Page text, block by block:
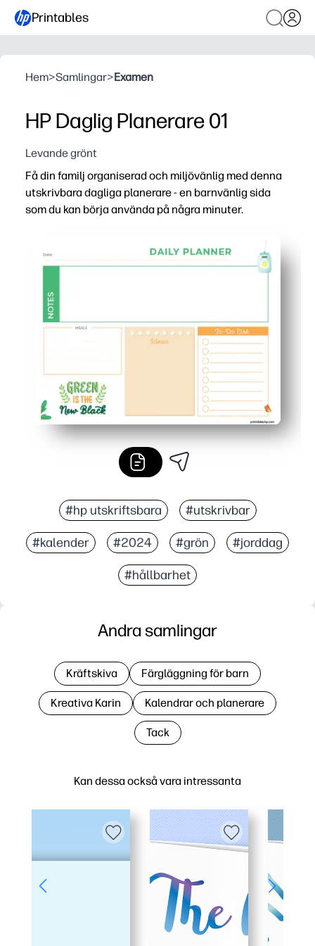
Printables
Hem>Samlingar>Examen
HP Daglig Planerare 01
Levande grönt
Få din familj organiserad och miljövänlig med denna
utskrivbara dagliga planerare - en barnvänlig sida
som du kan börja använda på några minuter.
Ren, barnvänlig layout hjälper dig att se prioriteringar,
Grönare vanor görs enkelt - du kan ställa in dagliga
#hp utskriftsbara #utskrivbar
#kalender #2024 #grön #jorddag
#hållbarhet
Kan dessa också vara intressanta
Andra samlingar
Kräftskiva Färgläggning för barn
Kreativa Karin Kalendrar och planerare
Tack